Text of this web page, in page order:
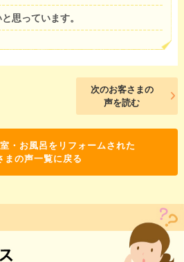
思っています。
次のお客さまの
声を読む
・お風呂をリフォームされた
まの声一覧に戻る